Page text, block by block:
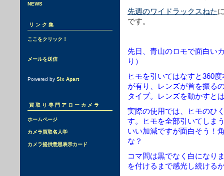
NEWS
リンク集
ここをクリック！
メールを送信
Powered by Six Apart
買取り専門アローカメラ
ホームページ
カメラ買取名人学
カメラ提供意思表示カード
先週のワイドラックスねた
です。
先日、青山のロモで面白い
り）
ヒモを引いてはなすと360
が有り、レンズが首を振る
タイプ。レンズを動かすと
実際の使用では、ヒモのひ
す。ヒモを全部引いてしま
いい加減ですが面白そう！
な？
コマ間は黒でなく白になり
を付けるまで感光し続ける